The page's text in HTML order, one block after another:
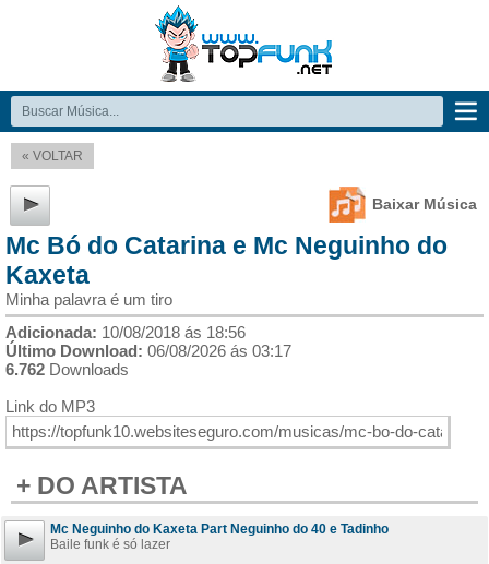
« VOLTAR
Baixar Música
Mc Bó do Catarina e Mc Neguinho do
Kaxeta
Minha palavra é um tiro
Adicionada: 10/08/2018 ás 18:56
Último Download: 06/08/2026 ás 03:17
6.762 Downloads
Link do MP3
+ DO ARTISTA
Mc Neguinho do Kaxeta Part Neguinho do 40 e Tadinho
Baile funk é só lazer